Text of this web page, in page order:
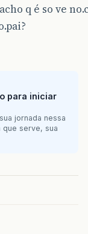
q é so ve
para iniciar
jornada nessa
que serve, sua